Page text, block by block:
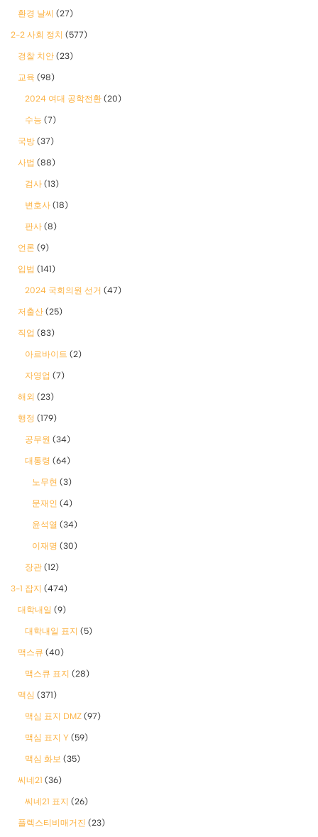
환경 날씨 (27)
2-2 사회 정치 (577)
경찰 치안 (23)
교육 (98)
2024 여대 공학전환 (20)
수능 (7)
국방 (37)
사법 (88)
검사 (13)
변호사 (18)
판사 (8)
언론 (9)
입법 (141)
2024 국회의원 선거 (47)
저출산 (25)
직업 (83)
아르바이트 (2)
자영업 (7)
해외 (23)
행정 (179)
공무원 (34)
대통령 (64)
노무현 (3)
문재인 (4)
윤석열 (34)
이재명 (30)
장관 (12)
3-1 잡지 (474)
대학내일 (9)
대학내일 표지 (5)
맥스큐 (40)
맥스큐 표지 (28)
맥심 (371)
맥심 표지 DMZ (97)
맥심 표지 Y (59)
맥심 화보 (35)
씨네21 (36)
씨네21 표지 (26)
플렉스티비매거진 (23)